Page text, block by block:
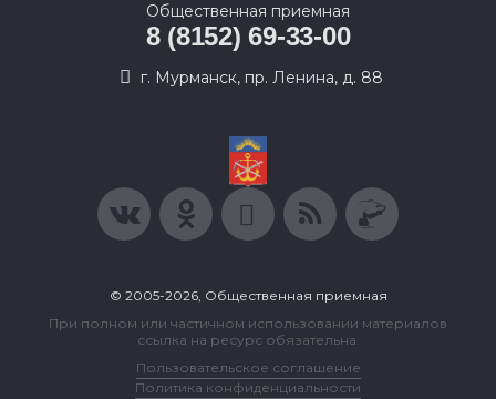
Общественная приемная
8 (8152) 69-33-00
г. Мурманск, пр. Ленина, д. 88
© 2005-2026, Общественная приемная
При полном или частичном использовании материалов
ссылка на ресурс обязательна.
Пользовательское соглашение
Политика конфиденциальности